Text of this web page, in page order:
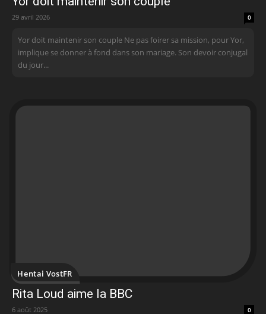
29 avril 2026 0
Yor doit maintenir son couple Ne pas foirer sa mission, pour Yor,
implique se donner à fond dans son mariage. Son devoir conjugal
du jour...
Hentai VostFR
Rita Loud aime la BBC
6 août 2025 0